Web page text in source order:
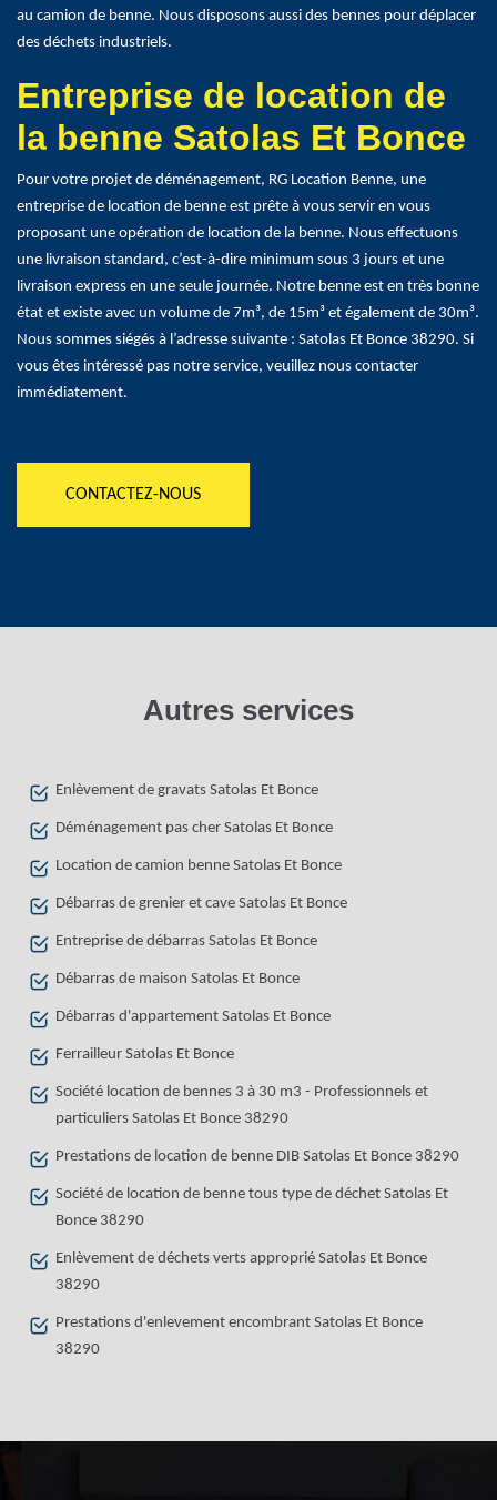
au camion de benne. Nous disposons aussi des bennes pour déplacer
des déchets industriels.
Entreprise de location de
la benne Satolas Et Bonce
Pour votre projet de déménagement, RG Location Benne, une
entreprise de location de benne est prête à vous servir en vous
proposant une opération de location de la benne. Nous effectuons
une livraison standard, c’est-à-dire minimum sous 3 jours et une
livraison express en une seule journée. Notre benne est en très bonne
état et existe avec un volume de 7m³, de 15m³ et également de 30m³.
Nous sommes siégés à l’adresse suivante : Satolas Et Bonce 38290. Si
vous êtes intéressé pas notre service, veuillez nous contacter
immédiatement.
CONTACTEZ-NOUS
Autres services
Enlèvement de gravats Satolas Et Bonce
Déménagement pas cher Satolas Et Bonce
Location de camion benne Satolas Et Bonce
Débarras de grenier et cave Satolas Et Bonce
Entreprise de débarras Satolas Et Bonce
Débarras de maison Satolas Et Bonce
Débarras d'appartement Satolas Et Bonce
Ferrailleur Satolas Et Bonce
Société location de bennes 3 à 30 m3 - Professionnels et
particuliers Satolas Et Bonce 38290
Prestations de location de benne DIB Satolas Et Bonce 38290
Société de location de benne tous type de déchet Satolas Et
Bonce 38290
Enlèvement de déchets verts approprié Satolas Et Bonce
38290
Prestations d'enlevement encombrant Satolas Et Bonce
38290